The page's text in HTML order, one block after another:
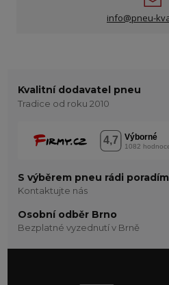
info@pneu-
Kvalitní dodavatel pneu
Tradice od roku 2010
S výběrem pneu rádi
Kontaktujte nás
Osobní odběr Brno
Bezplatné vyzednutí v Brně